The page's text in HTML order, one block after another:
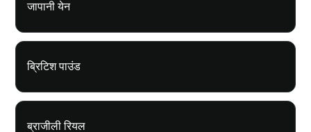
जापानी येन
ब्रिटिश पाउंड
ब्राजीली रियल